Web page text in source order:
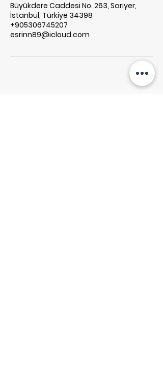
Büyükdere Caddesi No. 263, Sarıyer,
İstanbul, Türkiye 34398
+905306745207
esrinn89@icloud.com